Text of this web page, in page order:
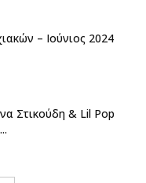
– Ιούνιος 2024
Στικούδη & Lil Pop